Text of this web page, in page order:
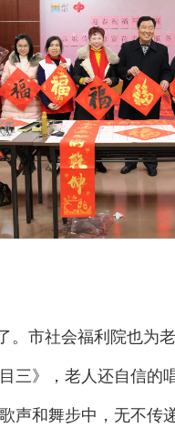
市社会福利院也为
三》，老人还自信
和舞步中，无不传